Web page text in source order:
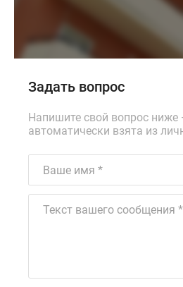
Задать вопрос
Напишите свой вопрос
автоматически взята из